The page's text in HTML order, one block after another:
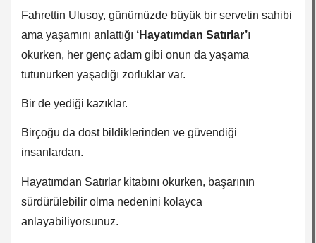
Fahrettin Ulusoy, günümüzde büyük bir servetin sahibi
ama yaşamını anlattığı ‘Hayatımdan Satırlar’ı
okurken, her genç adam gibi onun da yaşama
tutunurken yaşadığı zorluklar var.
Bir de yediği kazıklar.
Birçoğu da dost bildiklerinden ve güvendiği
insanlardan.
Hayatımdan Satırlar kitabını okurken, başarının
sürdürülebilir olma nedenini kolayca
anlayabiliyorsunuz.